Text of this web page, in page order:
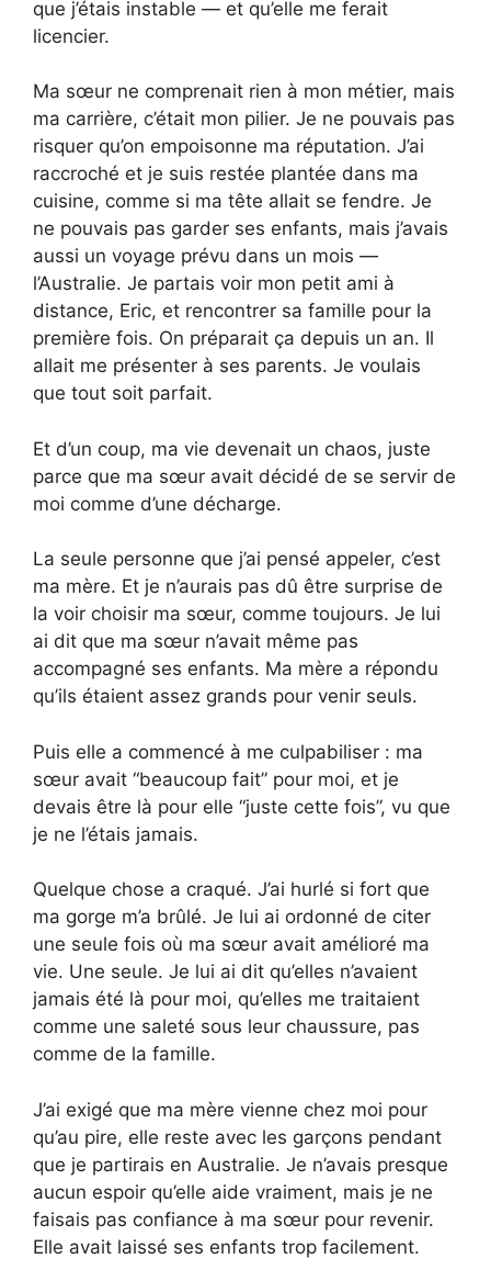
que j’étais instable — et qu’elle me ferait
licencier.
Ma sœur ne comprenait rien à mon métier, mais
ma carrière, c’était mon pilier. Je ne pouvais pas
risquer qu’on empoisonne ma réputation. J’ai
raccroché et je suis restée plantée dans ma
cuisine, comme si ma tête allait se fendre. Je
ne pouvais pas garder ses enfants, mais j’avais
aussi un voyage prévu dans un mois —
l’Australie. Je partais voir mon petit ami à
distance, Eric, et rencontrer sa famille pour la
première fois. On préparait ça depuis un an. Il
allait me présenter à ses parents. Je voulais
que tout soit parfait.
Et d’un coup, ma vie devenait un chaos, juste
parce que ma sœur avait décidé de se servir de
moi comme d’une décharge.
La seule personne que j’ai pensé appeler, c’est
ma mère. Et je n’aurais pas dû être surprise de
la voir choisir ma sœur, comme toujours. Je lui
ai dit que ma sœur n’avait même pas
accompagné ses enfants. Ma mère a répondu
qu’ils étaient assez grands pour venir seuls.
Puis elle a commencé à me culpabiliser : ma
sœur avait “beaucoup fait” pour moi, et je
devais être là pour elle “juste cette fois”, vu que
je ne l’étais jamais.
Quelque chose a craqué. J’ai hurlé si fort que
ma gorge m’a brûlé. Je lui ai ordonné de citer
une seule fois où ma sœur avait amélioré ma
vie. Une seule. Je lui ai dit qu’elles n’avaient
jamais été là pour moi, qu’elles me traitaient
comme une saleté sous leur chaussure, pas
comme de la famille.
J’ai exigé que ma mère vienne chez moi pour
qu’au pire, elle reste avec les garçons pendant
que je partirais en Australie. Je n’avais presque
aucun espoir qu’elle aide vraiment, mais je ne
faisais pas confiance à ma sœur pour revenir.
Elle avait laissé ses enfants trop facilement.